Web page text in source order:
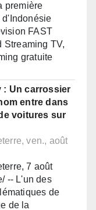
première
FAST
Streaming TV,
gratuite
: Un carrossier
entre dans
voitures sur
ven., août
7 août
-- L'un des
de
de la